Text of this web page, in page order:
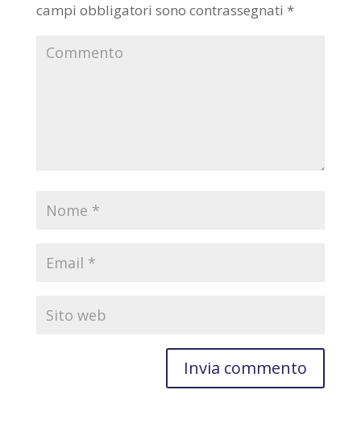
campi obbligatori sono contrassegnati *